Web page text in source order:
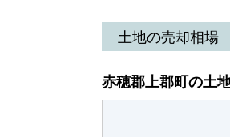
土地の売却相場
赤穂郡上郡町の土